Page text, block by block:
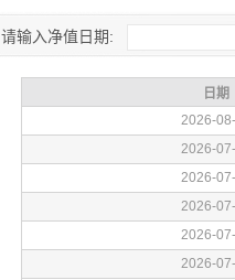
请输入净值日期: